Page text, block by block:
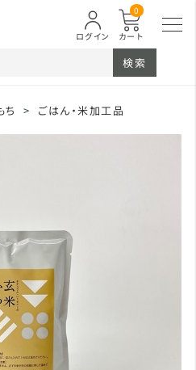
カート
0
ログイン
検索
ち > ごはん・米加工品